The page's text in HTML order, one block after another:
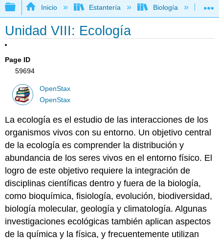
Expandir/contraer jerarquía global
Inicio Estantería Biología
Unidad VIII: Ecología
Page ID
59694
OpenStax
OpenStax
Laecología es el estudio de las interacciones de los
organismos vivos con su entorno. Un objetivo central
de la ecología es comprender la distribución y
abundancia de los seres vivos en el entorno físico. El
logro de este objetivo requiere la integración de
disciplinas científicas dentro y fuera de la biología,
como bioquímica, fisiología, evolución, biodiversidad,
biología molecular, geología y climatología. Algunas
investigaciones ecológicas también aplican aspectos
de la química y la física, y frecuentemente utilizan